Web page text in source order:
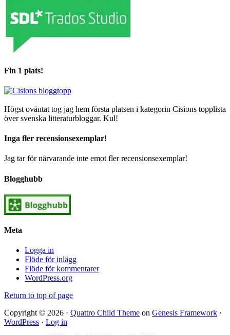
Fin 1 plats!
Högst oväntat tog jag hem första platsen i kategorin Cisions topplista
över svenska litteraturbloggar. Kul!
Inga fler recensionsexemplar!
Jag tar för närvarande inte emot fler recensionsexemplar!
Blogghubb
Meta
Logga in
Flöde för inlägg
Flöde för kommentarer
WordPress.org
Return to top of page
Copyright © 2026 · Quattro Child Theme on Genesis Framework ·
WordPress · Log in